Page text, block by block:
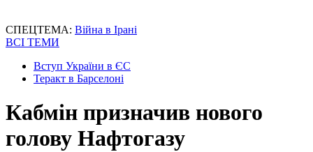
СПЕЦТЕМА: Війна в Ірані
ВСІ ТЕМИ
Вступ України в ЄС
Теракт в Барселоні
Кабмін призначив нового
голову Нафтогазу